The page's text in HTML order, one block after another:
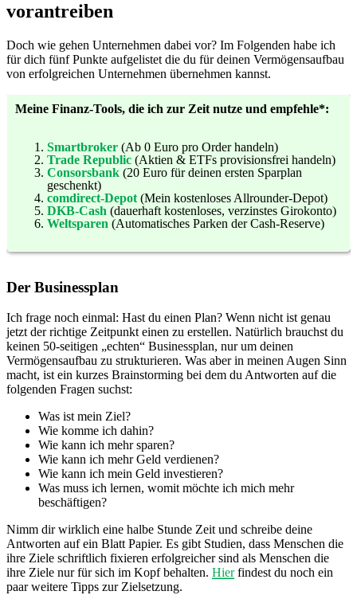
vorantreiben
Doch wie gehen Unternehmen dabei vor? Im Folgenden habe ich
für dich fünf Punkte aufgelistet die du für deinen Vermögensaufbau
von erfolgreichen Unternehmen übernehmen kannst.
Meine Finanz-Tools, die ich zur Zeit nutze und empfehle*:
Smartbroker (Ab 0 Euro pro Order handeln)
Trade Republic (Aktien & ETFs provisionsfrei handeln)
Consorsbank (20 Euro für deinen ersten Sparplan
geschenkt)
comdirect-Depot (Mein kostenloses Allrounder-Depot)
DKB-Cash (dauerhaft kostenloses, verzinstes Girokonto)
Weltsparen (Automatisches Parken der Cash-Reserve)
Der Businessplan
Ich frage noch einmal: Hast du einen Plan? Wenn nicht ist genau
jetzt der richtige Zeitpunkt einen zu erstellen. Natürlich brauchst du
keinen 50-seitigen „echten“ Businessplan, nur um deinen
Vermögensaufbau zu strukturieren. Was aber in meinen Augen Sinn
macht, ist ein kurzes Brainstorming bei dem du Antworten auf die
folgenden Fragen suchst:
Was ist mein Ziel?
Wie komme ich dahin?
Wie kann ich mehr sparen?
Wie kann ich mehr Geld verdienen?
Wie kann ich mein Geld investieren?
Was muss ich lernen, womit möchte ich mich mehr
beschäftigen?
Nimm dir wirklich eine halbe Stunde Zeit und schreibe deine
Antworten auf ein Blatt Papier. Es gibt Studien, dass Menschen die
ihre Ziele schriftlich fixieren erfolgreicher sind als Menschen die
ihre Ziele nur für sich im Kopf behalten. Hierfindest du noch ein
paar weitere Tipps zur Zielsetzung.